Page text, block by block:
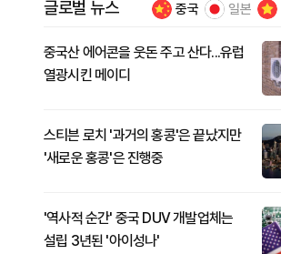
글로벌 뉴스 중국 일본
중국산 에어콘을 웃돈 주고 산다...유럽
열광시킨 메이디
스티븐 로치 '과거의 홍콩'은 끝났지만
'새로운 홍콩'은 진행중
'역사적 순간' 중국 DUV 개발업체는
설립 3년된 '아이성나'